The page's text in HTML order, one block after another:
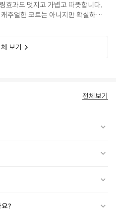
효과도 멋지고 가볍고 따뜻합니다.
. 토실한데 키작은분은 비추.
보기
전체보기
?